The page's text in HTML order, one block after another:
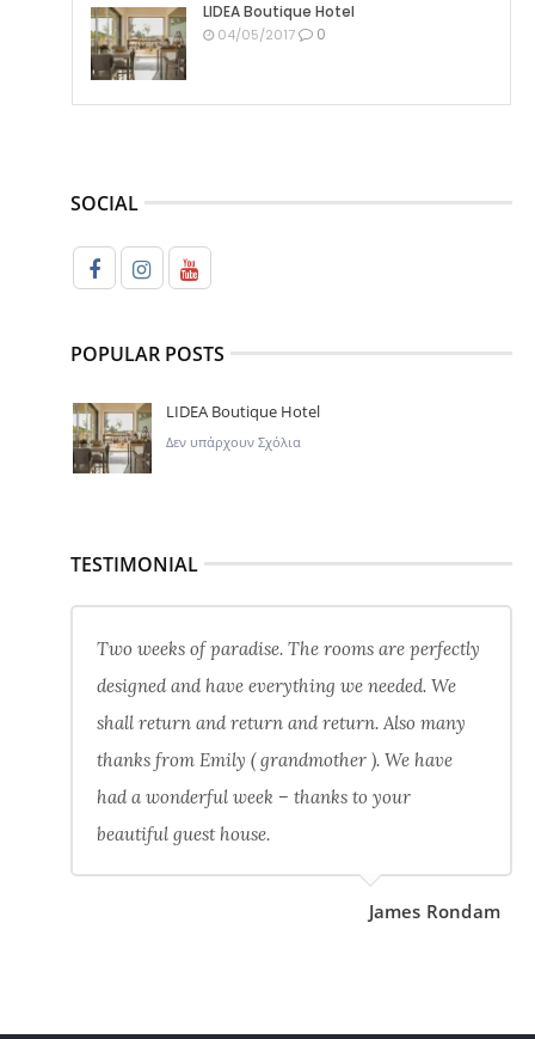
LIDEA Boutique Hotel
04/05/2017 0
SOCIAL
POPULAR POSTS
LIDEA Boutique Hotel
Δεν υπάρχουν Σχόλια
TESTIMONIAL
Two weeks of paradise. The rooms are perfectly
designed and have everything we needed. We
shall return and return and return. Also many
thanks from Emily ( grandmother ). We have
had a wonderful week – thanks to your
beautiful guest house.
James Rondam